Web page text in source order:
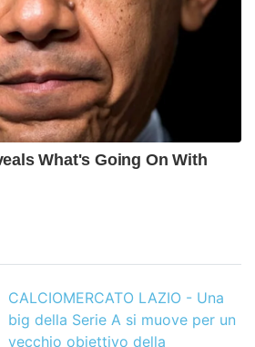
CALCIOMERCATO LAZIO - Una
big della Serie A si muove per un
vecchio obiettivo della